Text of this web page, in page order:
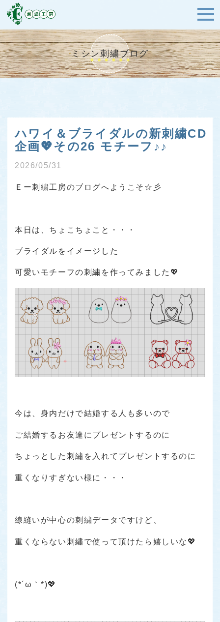
ミシン刺繍ブログ
ハワイ＆ブライダルの新刺繍CD
企画💖その26 モチーフ♪♪
2026/05/31
Ｅー刺繍工房のブログへようこそ☆彡
本日は、ちょこちょこと・・・
ブライダルをイメージした
可愛いモチーフの刺繍を作ってみました💖
今は、身内だけで結婚する人も多いので
ご結婚するお友達にプレゼントするのに
ちょっとした刺繡を入れてプレゼントするのに
重くなりすぎない様に・・・
線縫いが中心の刺繍データですけど、
重くならない刺繡で使って頂けたら嬉しいな💖
(*´ω｀*)💖